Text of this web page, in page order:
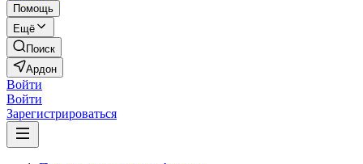
Помощь
Ещё
Поиск
Ардон
Войти
Войти
Зарегистрироваться